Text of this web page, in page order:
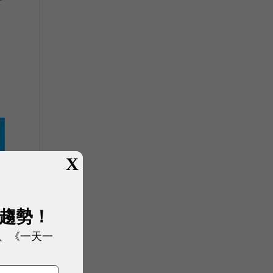
X
勢！
《一天一